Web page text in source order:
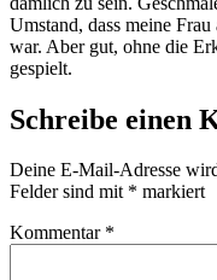
Umstand, dass meine
war. Aber gut, ohne die
gespielt.
Schreibe einen
Deine E-Mail-Adresse
Felder sind mit * markiert
Kommentar *